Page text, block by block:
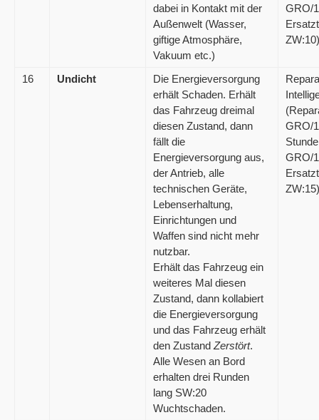
dabei in Kontakt mit der
Außenwelt (Wasser,
giftige Atmosphäre,
Vakuum etc.)
GRO/
16 Undicht
Die Energieversorgung
erhält Schaden. Erhält
das Fahrzeug dreimal
diesen Zustand, dann
fällt die
Energieversorgung aus,
der Antrieb, alle
technischen Geräte,
Lebenserhaltung,
Einrichtungen und
Waffen sind nicht mehr
nutzbar.
Erhält das Fahrzeug ein
weiteres Mal diesen
Zustand, dann kollabiert
die Energieversorgung
und das Fahrzeug erhält
den Zustand Zerstört.
Alle Wesen an Bord
erhalten drei Runden
lang SW:20
Wuchtschaden.
GRO/
GRO/
ZW:15)